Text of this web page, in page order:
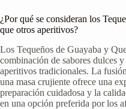
¿Por qué se consideran los
que otros aperitivos?
Los Tequeños de Guayaba y
combinación de sabores dulces
aperitivos tradicionales. La
una masa crujiente ofrece una
preparación cuidadosa y la
en una opción preferida por los